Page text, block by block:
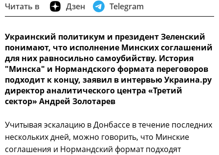
Читать в Дзен Telegram
Украинский политикум и президент Зеленский
понимают, что исполнение Минских соглашений
для них равносильно самоубийству. История
"Минска" и Нормандского формата переговоров
подходит к концу, заявил в интервью Украина.ру
директор аналитического центра «Третий
сектор» Андрей Золотарев
Учитывая эскалацию в Донбассе в течение последних
нескольких дней, можно говорить, что Минские
соглашения и Нормандский формат подходят